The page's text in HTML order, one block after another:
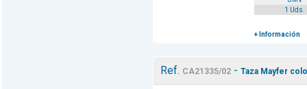
1 Uds.
+ Información
Ref. CA21335/02- Taza Mayfer